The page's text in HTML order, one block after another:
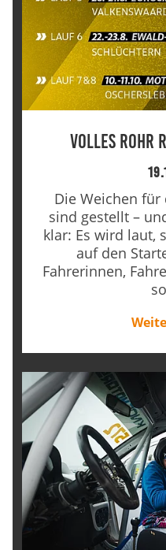
Volles Rohr
Die Weichen für
sind gestellt –
klar: Es wird laut,
auf den
Fahrerinnen,